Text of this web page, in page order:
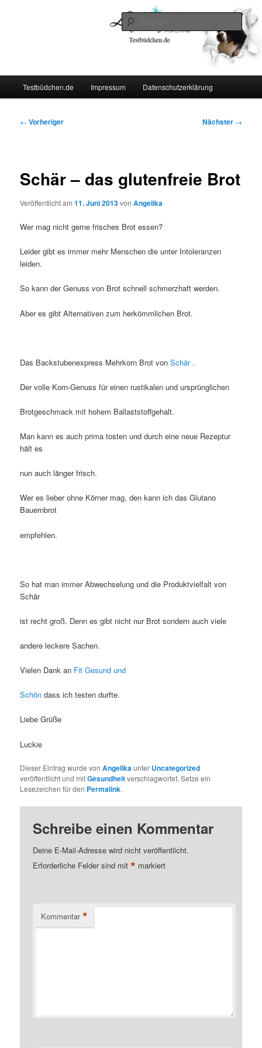
Testbüdchen.de Impressum Datenschutzerklärung
Beitragsnavigation
← Vorheriger Nächster →
Schär – das glutenfreie Brot
Veröffentlicht am11. Juni 2013vonAngelika
Wer mag nicht gerne frisches Brot essen?
Leider gibt es immer mehr Menschen die unter Intoleranzen
leiden.
So kann der Genuss von Brot schnell schmerzhaft werden.
Aber es gibt Alternativen zum herkömmlichen Brot.
Das Backstubenexpress Mehrkorn Brot vonSchär.
Der volle Korn-Genuss für einen rustikalen und ursprünglichen
Brotgeschmack mit hohem Ballaststoffgehalt.
Man kann es auch prima tosten und durch eine neue Rezeptur
hält es
nun auch länger frisch.
Wer es lieber ohne Körner mag, den kann ich das Glutano
Bauernbrot
empfehlen.
So hat man immer Abwechselung und die Produktvielfalt von
Schär
ist recht groß. Denn es gibt nicht nur Brot sondern auch viele
andere leckere Sachen.
Vielen Dank an Fit Gesund und
Schön dass ich testen durfte.
Liebe Grüße
Luckie
Dieser Eintrag wurde vonAngelikaunter Uncategorized
veröffentlicht und mitGesundheitverschlagwortet. Setze ein
Lesezeichen für den Permalink.
Schreibe einen Kommentar
Deine E-Mail-Adresse wird nicht veröffentlicht.
Erforderliche Felder sind mit* markiert
Kommentar *